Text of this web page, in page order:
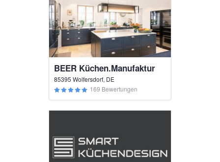
BEER Küchen.Manufaktur
85395 Wolfersdorf, DE
169 Bewertungen